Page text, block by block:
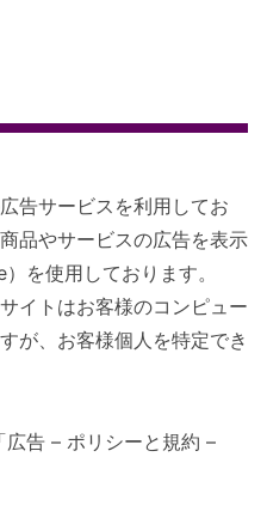
告サービスを利用してお
品やサービスの広告を表示
を使用しております。
イトはお客様のコンピュー
が、お客様個人を特定でき
告 – ポリシーと規約 –